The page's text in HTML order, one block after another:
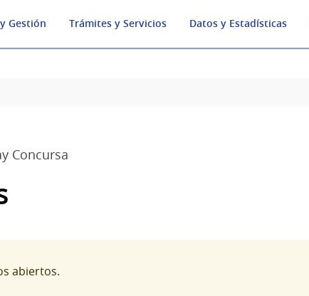
Gestión Trámites y Servicios Datos y Estadísticas
Concursa
abiertos.